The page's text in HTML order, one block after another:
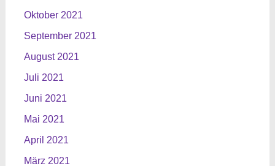
Oktober 2021
September 2021
August 2021
Juli 2021
Juni 2021
Mai 2021
April 2021
März 2021